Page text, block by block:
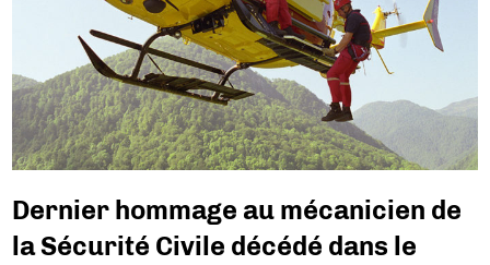
Dernier hommage au mécanicien de
la Sécurité Civile décédé dans le